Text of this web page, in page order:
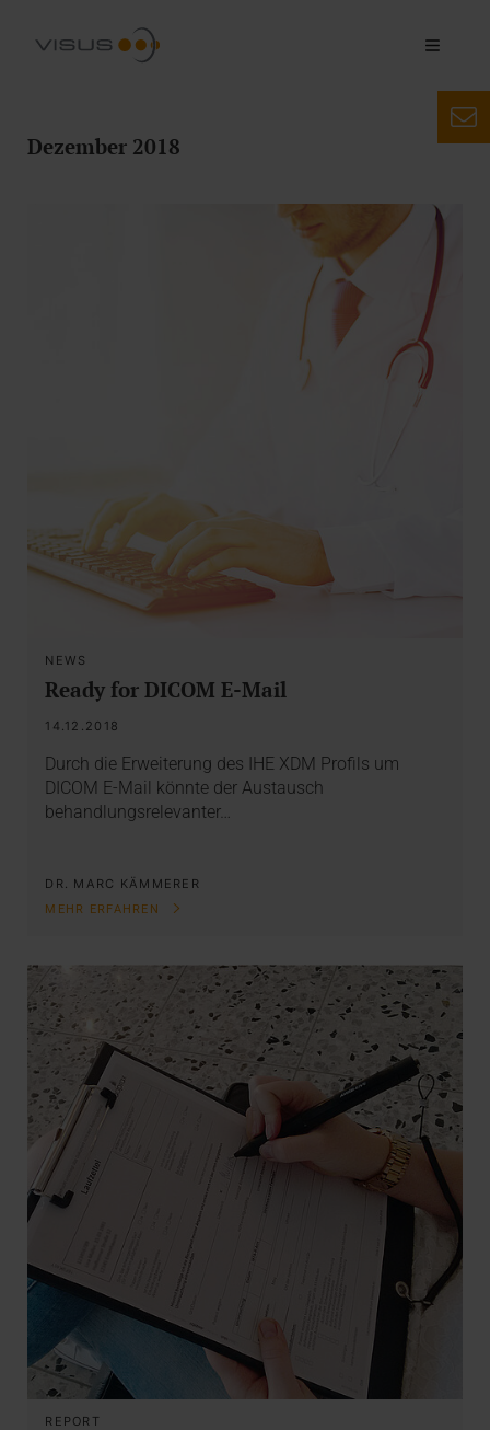
Dezember 2018
NEWS
Ready for DICOM E-Mail
14.12.2018
Durch die Erweiterung des IHE XDM Profils um
DICOM E-Mail könnte der Austausch
behandlungsrelevanter…
DR. MARC KÄMMERER
MEHR ERFAHREN
REPORT